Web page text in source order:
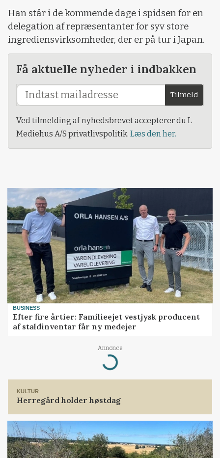
Han står i de kommende dage i spidsen for en
delegation af repræsentanter for syv store
ingrediensvirksomheder, der er på tur i Japan.
Få aktuelle nyheder i indbakken
Tilmeld
Ved tilmelding af nyhedsbrevet accepterer du L-
Mediehus A/S privatlivspolitik. Læs den her.
BUSINESS
Efter fire årtier: Familieejet vestjysk producent
af staldinventar får ny medejer
Annonce
Loading...
KULTUR
Herregård holder høstdag